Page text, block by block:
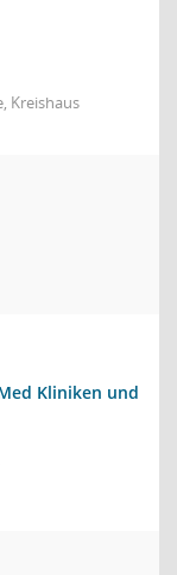
Kreishaus
Kliniken und